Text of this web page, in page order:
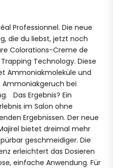
Professionnel. Die neue
die du liebst, jetzt noch
Colorations-Creme de
Technology. Diese
Ammoniakmoleküle und
bei
Das Ergebnis? Ein
im Salon ohne
Ergebnissen. Der neue
bietet dreimal mehr
geschmeidiger. Die
erleichtert das Dosieren
einfache Anwendung. Für